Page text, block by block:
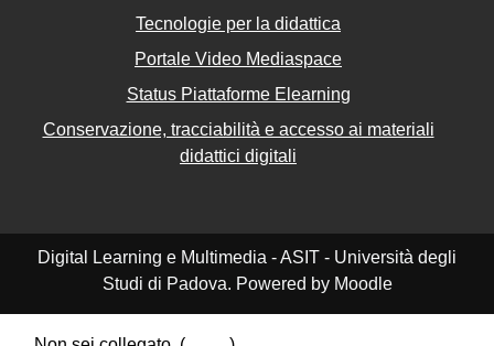
Tecnologie per la didattica
Portale Video Mediaspace
Status Piattaforme Elearning
Conservazione, tracciabilità e accesso ai materiali
didattici digitali
Digital Learning e Multimedia - ASIT - Università degli
Studi di Padova. Powered by Moodle